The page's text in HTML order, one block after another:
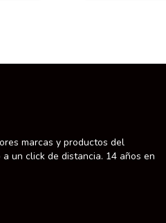
marcas y productos del
un click de distancia. 14 años en